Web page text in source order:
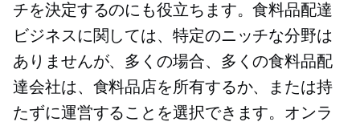
チを決定するのにも役立ちます。食料品配達
ビジネスに関しては、特定のニッチな分野は
ありませんが、多くの場合、多くの食料品配
達会社は、食料品店を所有するか、または持
たずに運営することを選択できます。オンラ